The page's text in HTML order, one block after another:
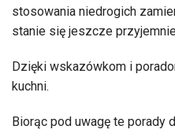
stosowania niedrogich
stanie się jeszcze
Dzięki wskazówkom i
kuchni.
Biorąc pod uwagę te porady